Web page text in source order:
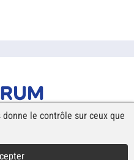
Walser 7
le contrôle sur ceux que